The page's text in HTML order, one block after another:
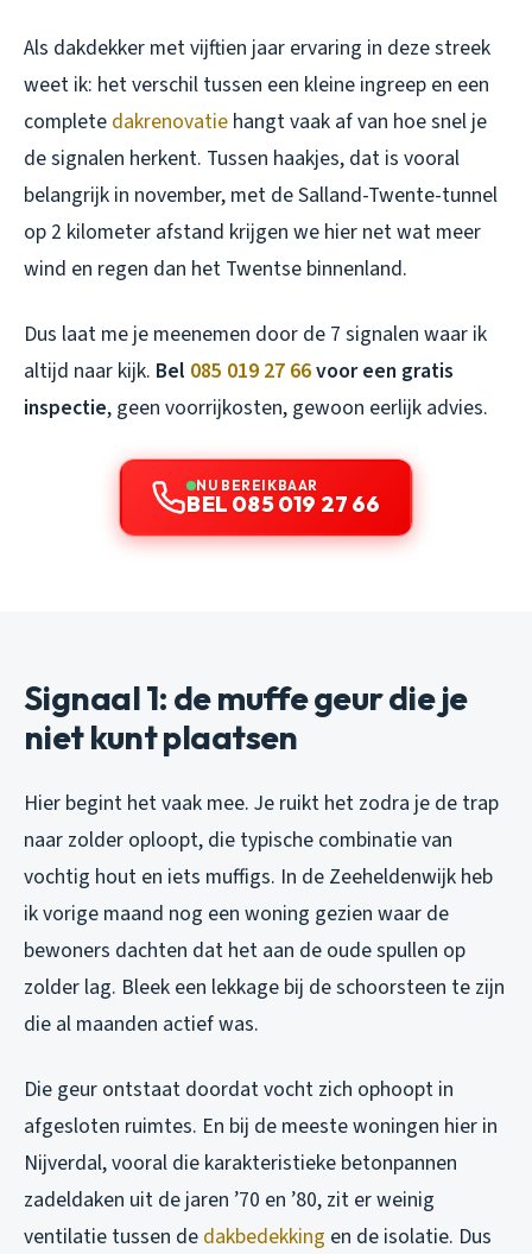
Als dakdekker met vijftien jaar ervaring in deze streek
weet ik: het verschil tussen een kleine ingreep en een
complete dakrenovatie hangt vaak af van hoe snel je
de signalen herkent. Tussen haakjes, dat is vooral
belangrijk in november, met de Salland-Twente-tunnel
op 2 kilometer afstand krijgen we hier net wat meer
wind en regen dan het Twentse binnenland.
Dus laat me je meenemen door de 7 signalen waar ik
altijd naar kijk. Bel 085 019 27 66voor een gratis
inspectie, geen voorrijkosten, gewoon eerlijk advies.
NU BEREIKBAAR
BEL 085 019 27 66
Signaal 1: de muffe geur die je
niet kunt plaatsen
Hier begint het vaak mee. Je ruikt het zodra je de trap
naar zolder oploopt, die typische combinatie van
vochtig hout en iets muffigs. In de Zeeheldenwijk heb
ik vorige maand nog een woning gezien waar de
bewoners dachten dat het aan de oude spullen op
zolder lag. Bleek een lekkage bij de schoorsteen te zijn
die al maanden actief was.
Die geur ontstaat doordat vocht zich ophoopt in
afgesloten ruimtes. En bij de meeste woningen hier in
Nijverdal, vooral die karakteristieke betonpannen
zadeldaken uit de jaren ’70 en ’80, zit er weinig
ventilatie tussen de dakbedekking en de isolatie. Dus